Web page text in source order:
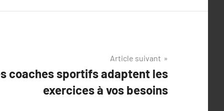
Article suivant
coaches sportifs adaptent les
exercices à vos besoins